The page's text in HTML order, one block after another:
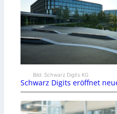
Bild: Schwarz Digits KG
Schwarz Digits eröffnet